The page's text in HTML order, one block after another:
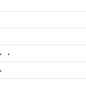
・